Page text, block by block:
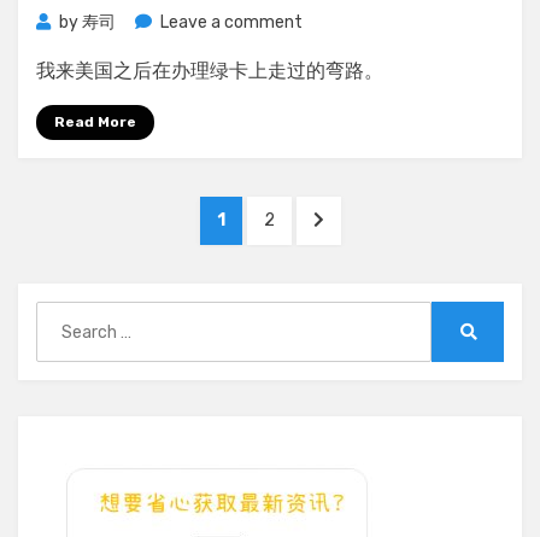
by寿司 Leave a comment
在
走
我来美国之后在办理绿卡上走过的弯路。
Read More
PAGE
1 PAGE
2
NEXT
for: